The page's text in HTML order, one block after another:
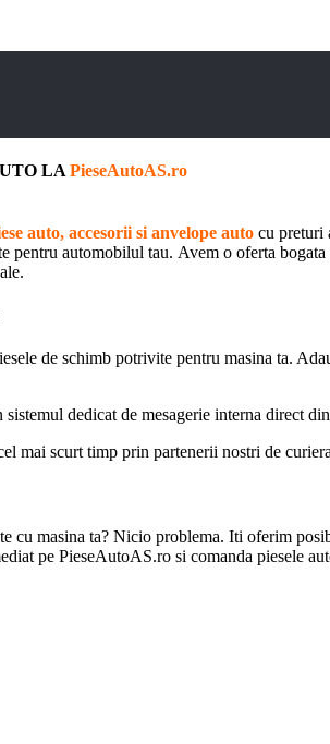
LA PieseAutoAS.ro
auto, accesorii si anvelope auto cu preturi
pentru automobilul tau. Avem o oferta
de schimb potrivite pentru masina ta.
dedicat de mesagerie interna direct
mai scurt timp prin partenerii nostri de
cu masina ta? Nicio problema. Iti oferim
pe PieseAutoAS.ro si comanda piesele